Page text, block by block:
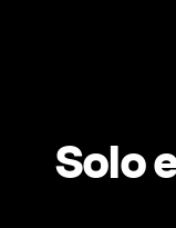
Solo